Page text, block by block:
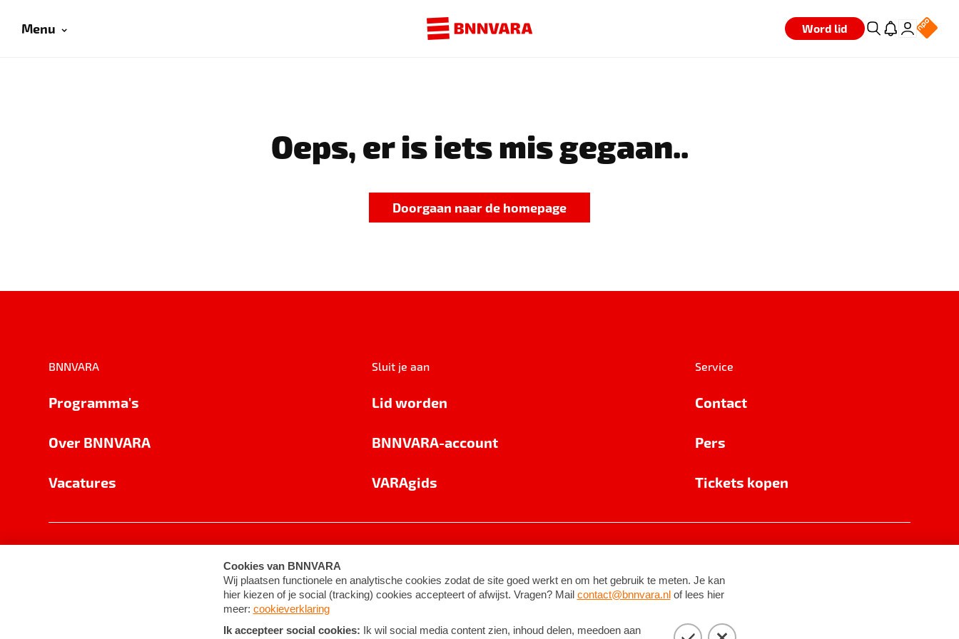
Menu Word lid
Oeps, er is iets mis gegaan..
Doorgaan naar de homepage
BNNVARA
Programma's
Over BNNVARA
Vacatures
Sluit je aan
Lid worden
BNNVARA-account
VARAgids
Service
Contact
Pers
Tickets kopen
Cookie-instellingen Algemene voorwaarden ©2026BNNVARA